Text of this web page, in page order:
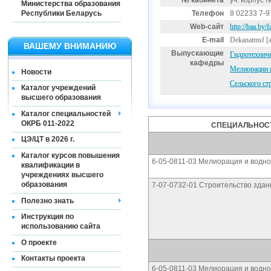
Министерства образования
Республики Беларусь
ВАШЕМУ ВНИМАНИЮ
Новости
Каталог учреждений
высшего образования
Каталог специальностей
ОКРБ 011-2022
ЦЭ/ЦТ в 2026 г.
Каталог курсов повышения
квалификации в
учреждениях высшего
образования
Полезно знать
Инструкция по
использованию сайта
О проекте
Контакты проекта
Телефон
8 02233 7-
Web-сайт
http://baa.by/
E-mail
Dekanatmsf
Выпускающие
кафедры
Мелиорации
Сельского
6-05-0811-03 Мелиорация и
7-07-0732-01 Строительство
6-05-0811-03 Мелиорация и